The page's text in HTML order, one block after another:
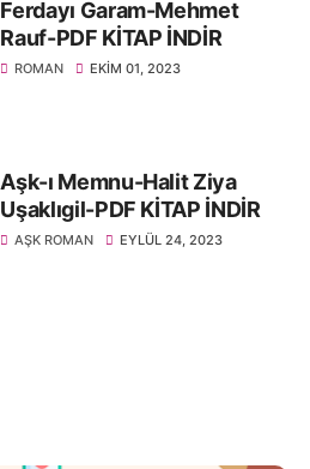
Ferdayı Garam-Mehmet
Rauf-PDF KİTAP İNDİR
ROMAN EKIM 01, 2023
Aşk-ı Memnu-Halit Ziya
Uşaklıgil-PDF KİTAP İNDİR
AŞK ROMAN EYLÜL 24, 2023